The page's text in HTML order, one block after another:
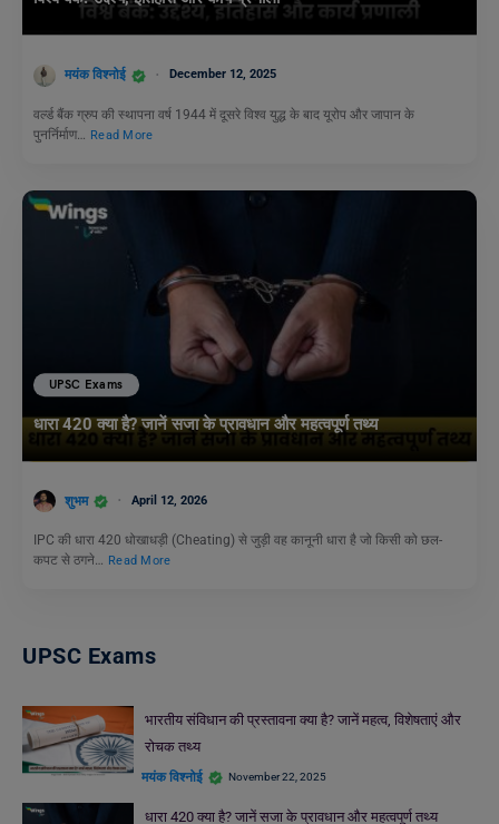
मयंक विश्नोई December 12, 2025
वर्ल्ड बैंक ग्रुप की स्थापना वर्ष 1944 में दूसरे विश्व युद्ध के बाद यूरोप और जापान के
पुनर्निर्माण… Read More
UPSC Exams
धारा 420 क्या है? जानें सजा के प्रावधान और महत्वपूर्ण तथ्य
शुभम April 12, 2026
IPC की धारा 420 धोखाधड़ी (Cheating) से जुड़ी वह कानूनी धारा है जो किसी को छल-
कपट से ठगने… Read More
UPSC Exams
भारतीय संविधान की प्रस्तावना क्या है? जानें महत्व, विशेषताएं और
रोचक तथ्य
मयंक विश्नोई November 22, 2025
धारा 420 क्या है? जानें सजा के प्रावधान और महत्वपूर्ण तथ्य